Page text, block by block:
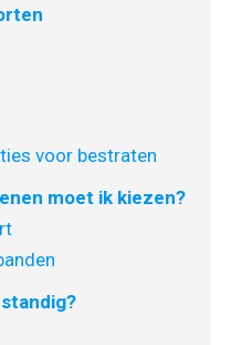
voor bestraten
moet ik kiezen?